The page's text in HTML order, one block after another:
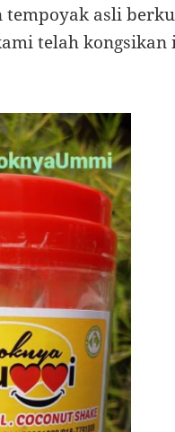
asli
telah kongsikan